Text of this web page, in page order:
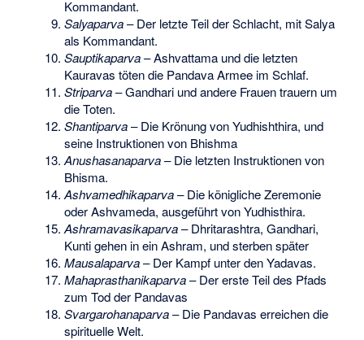
Kommandant.
Salyaparva– Der letzte Teil der Schlacht, mit Salya
als Kommandant.
Sauptikaparva– Ashvattama und die letzten
Kauravas töten die Pandava Armee im Schlaf.
Striparva– Gandhari und andere Frauen trauern um
die Toten.
Shantiparva– Die Krönung von Yudhishthira, und
seine Instruktionen von Bhishma
Anushasanaparva– Die letzten Instruktionen von
Bhisma.
Ashvamedhikaparva– Die königliche Zeremonie
oder Ashvameda, ausgeführt von Yudhisthira.
Ashramavasikaparva– Dhritarashtra, Gandhari,
Kunti gehen in ein Ashram, und sterben später
Mausalaparva– Der Kampf unter den Yadavas.
Mahaprasthanikaparva– Der erste Teil des Pfads
zum Tod der Pandavas
Svargarohanaparva– Die Pandavas erreichen die
spirituelle Welt.